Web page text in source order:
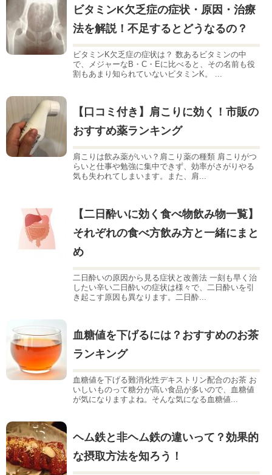
ビタミンK欠乏症の症状・原因・治療
法を解説！不足するとどうなるの？
ビタミンK欠乏症の症状は？ 数あるビタミンの中
で、メジャーなB・C・Eに比べると、その名前も役
割もあまり知られていないビタミンK。 ...
【口コミ付き】肩こりに効く！市販の
おすすめ薬ランキング
肩こりは飲み薬がいい？肩こり薬の種類 肩こりがつ
らいと仕事や勉強に集中できず、効率がさがりやる
気も失われてしまいます。また、肩...
【二日酔いに効く食べ物飲み物一覧】
それぞれの食べ方飲み方と一緒にまと
め
二日酔いの原因から見る症状と改善法 一刻も早く治
したい辛い二日酔いの症状は様々で、二日酔いを引
き起こす原因も異なります。二日酔...
血糖値を下げるには？おすすめのお茶
ランキング
血糖値を下げる難消化性デキストリン配合のお茶 お
いしいものって糖分が高い食品が多いので、血糖値
が気になりますよね。そんな気になる血糖値...
ヘム鉄と非ヘム鉄の違いって？効果的
な摂取方法を知ろう！